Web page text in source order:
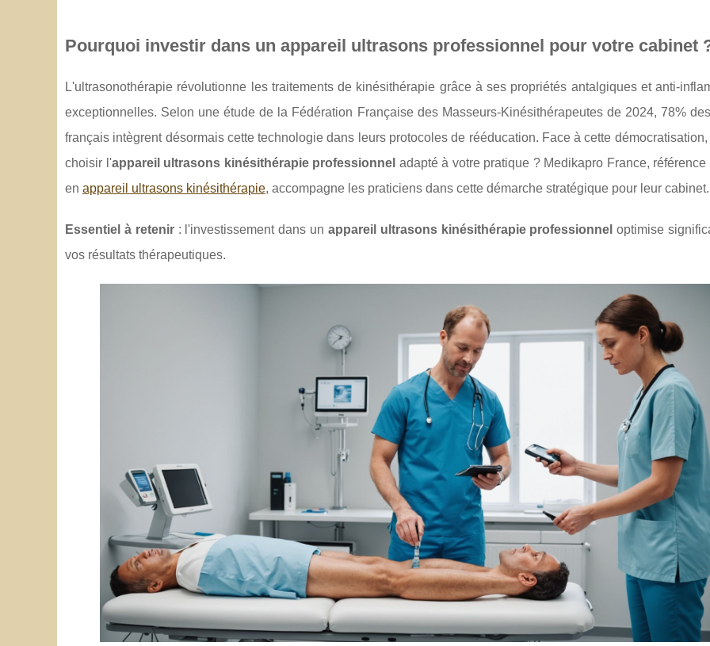
Pourquoi investir dans un appareil ultrasons professionnel pour votre cabinet
L'ultrasonothérapie révolutionne les traitements de kinésithérapie grâce à ses propriétés antalgiques et anti-
exceptionnelles. Selon une étude de la Fédération Française des Masseurs-Kinésithérapeutes de 2024, 78%
français intègrent désormais cette technologie dans leurs protocoles de rééducation. Face à cette
choisir l'appareil ultrasons kinésithérapie professionnel adapté à votre pratique ? Medikapro France,
en appareil ultrasons kinésithérapie, accompagne les praticiens dans cette démarche stratégique pour leur cabinet.
Essentiel à retenir: l'investissement dans un appareil ultrasons kinésithérapie professionnel optimise
vos résultats thérapeutiques.